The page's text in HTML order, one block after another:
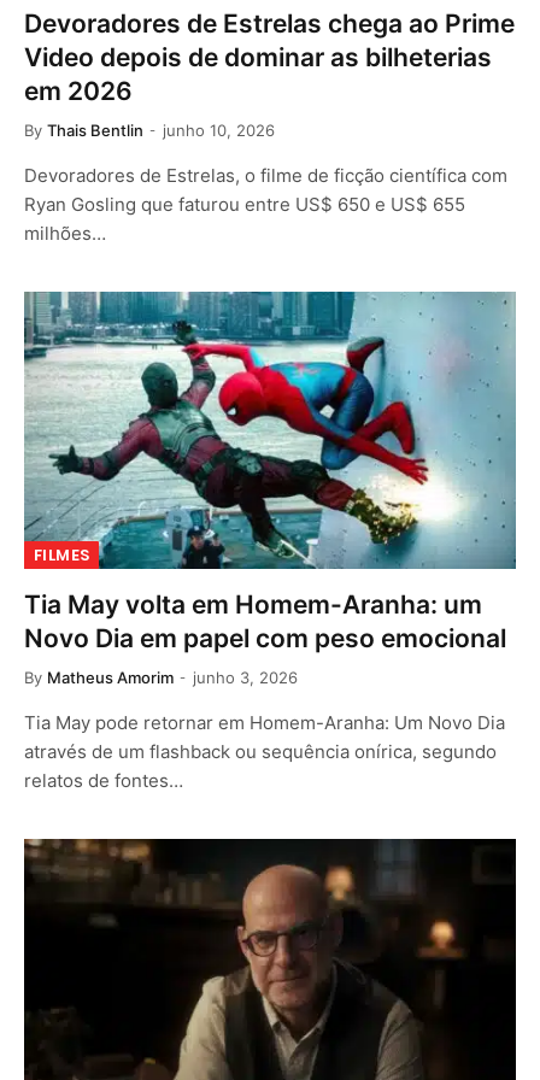
Devoradores de Estrelas chega ao Prime
Video depois de dominar as bilheterias
em 2026
By Thais Bentlin junho 10, 2026
Devoradores de Estrelas, o filme de ficção científica com
Ryan Gosling que faturou entre US$ 650 e US$ 655
milhões…
FILMES
Tia May volta em Homem-Aranha: um
Novo Dia em papel com peso emocional
By Matheus Amorim junho 3, 2026
Tia May pode retornar em Homem-Aranha: Um Novo Dia
através de um flashback ou sequência onírica, segundo
relatos de fontes…